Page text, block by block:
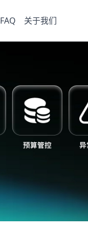
FAQ 关于我们